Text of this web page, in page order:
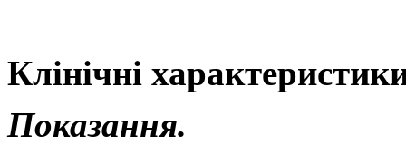
Клінічні
Показання.